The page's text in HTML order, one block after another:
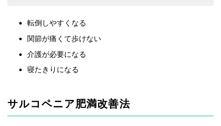
転倒しやすくなる
関節が痛くて歩けない
介護が必要になる
寝たきりになる
サルコペニア肥満改善法